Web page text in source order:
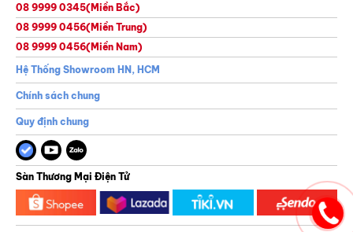
08 9999 0345(Miền Bắc)
08 9999 0456(Miền Trung)
08 9999 0456(Miền Nam)
Hệ Thống Showroom HN, HCM
Chính sách chung
Quy định chung
Sàn Thương Mại Điện Tử